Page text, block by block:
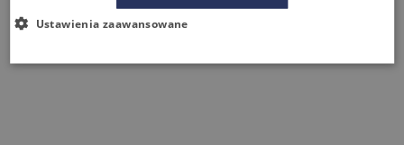
Ustawienia zaawansowane